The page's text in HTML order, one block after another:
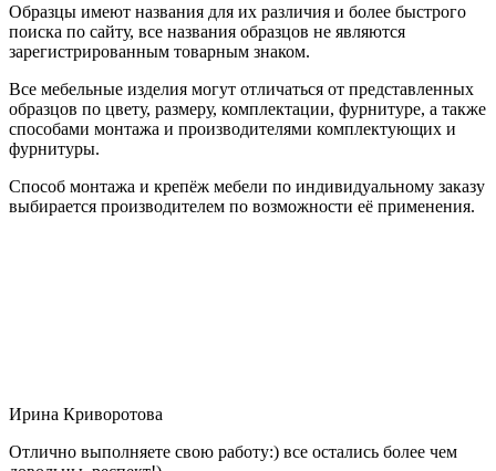
Образцы имеют названия для их различия и более быстрого
поиска по сайту, все названия образцов не являются
зарегистрированным товарным знаком.
Все мебельные изделия могут отличаться от представленных
образцов по цвету, размеру, комплектации, фурнитуре, а также
способами монтажа и производителями комплектующих и
фурнитуры.
Способ монтажа и крепёж мебели по индивидуальному заказу
выбирается производителем по возможности её применения.
Ирина Криворотова
Отлично выполняете свою работу:) все остались более чем